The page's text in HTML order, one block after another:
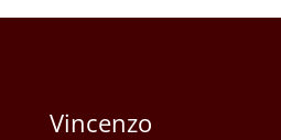
Vincenzo